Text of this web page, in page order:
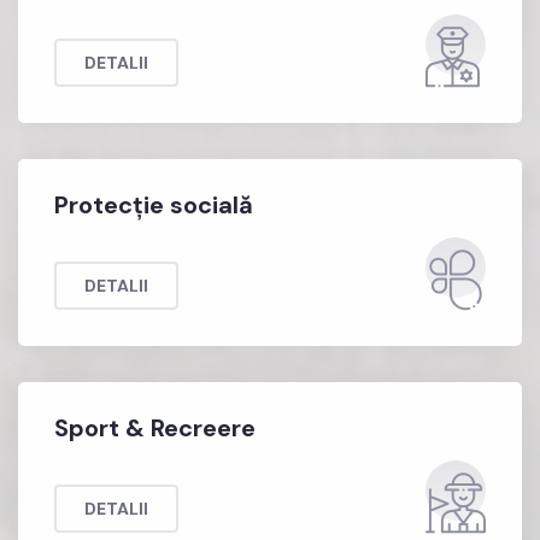
DETALII
Protecție socială
DETALII
Sport & Recreere
DETALII